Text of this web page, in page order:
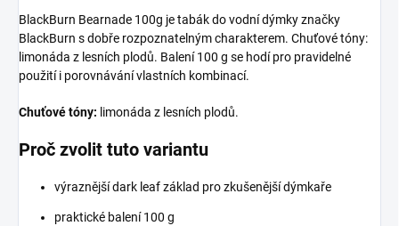
BlackBurn Bearnade 100g je tabák do vodní dýmky značky
BlackBurn s dobře rozpoznatelným charakterem. Chuťové tóny:
limonáda z lesních plodů. Balení 100 g se hodí pro pravidelné
použití i porovnávání vlastních kombinací.
Chuťové tóny: limonáda z lesních plodů.
Proč zvolit tuto variantu
výraznější dark leaf základ pro zkušenější dýmkaře
praktické balení 100 g